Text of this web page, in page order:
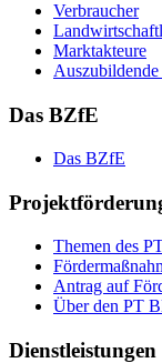
Ver­brau­cher
Mark­tak­teu­re
Das BZfE
Das BZ­fE
The­men des
An­trag auf
Über den PT
Dienstleistungen